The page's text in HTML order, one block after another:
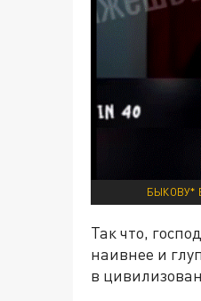
БЫКОВУ*
Так что,
наивнее и
в